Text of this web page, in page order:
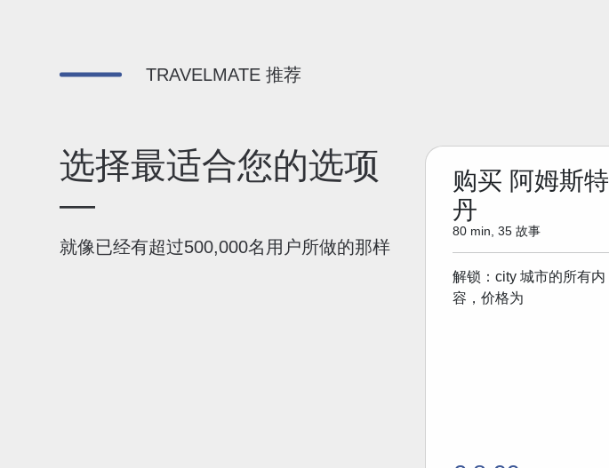
TRAVELMATE 推荐
选择最适合您的选项
—
就像已经有超过500,000名用户所做的那样
购买 阿姆斯特
丹
80 min, 35 故事
解锁：city 城市的所有内
容，价格为